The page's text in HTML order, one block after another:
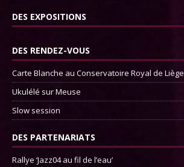
DES EXPOSITIONS
DES RENDEZ-VOUS
Carte Blanche au Conservatoire Royal de Liège
Ukulélé sur Meuse
Slow session
DES PARTENARIATS
Rallye ‘Jazz04 au fil de l’eau’